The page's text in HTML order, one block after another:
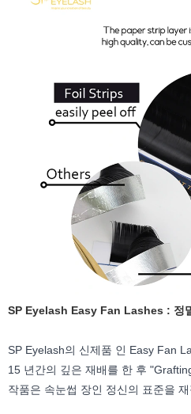
SP Eyelash Easy Fan Lashes : 정
SP Eyelash의 신제품 인 Easy Fan
15 년간의 깊은 재배를 한 후
작품은 속눈썹 장인 정신의 표준을